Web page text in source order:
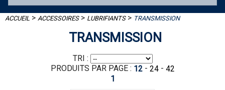
ACCUEIL > ACCESSOIRES> LUBRIFIANTS> TRANSMISSION
TRANSMISSION
TRI :
PRODUITS PAR PAGE : 12- 24- 42
1